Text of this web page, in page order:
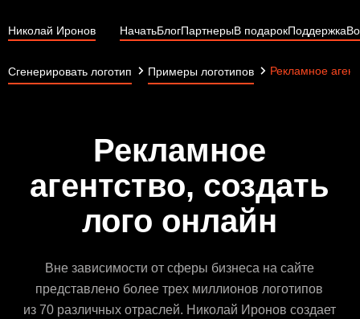
Николай Иронов НачатьБлогПартнерыВ подарокПоддержка
Сгенерировать логотип Примеры логотипов Рекламное
Рекламное
агентство, создать
лого онлайн
Вне зависимости от сферы бизнеса на сайте
представлено более трех миллионов логотипов
из 70 различных отраслей. Николай Иронов создает